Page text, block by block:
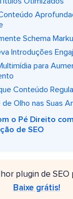
Schema
Introduções
para
Conteúdo
de Olho nas Suas
o Pé Direito
de SEO
plugin de SEO
Baixe grátis!